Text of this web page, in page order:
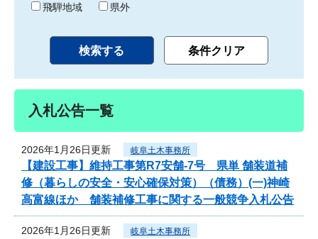
飛騨地域
県外
入札公告一覧
2026年1月26日更新 岐阜土木事務所
【建設工事】維持工事第R7安舗-7号 県単 舗装道補
修（暮らしの安全・安心確保対策）（債務）(一)神崎
高富線ほか 舗装補修工事に関する一般競争入札公告
2026年1月26日更新 岐阜土木事務所